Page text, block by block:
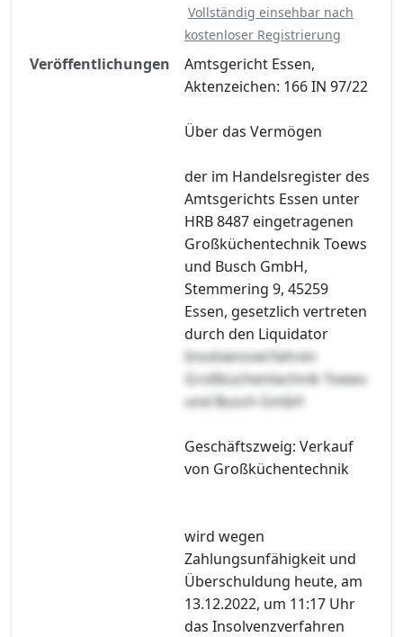
Vollständig einsehbar nach
kostenloser Registrierung
Veröffentlichungen
Amtsgericht Essen,
Aktenzeichen: 166 IN 97/22
Über das Vermögen
der im Handelsregister des
Amtsgerichts Essen unter
HRB 8487 eingetragenen
Großküchentechnik Toews
und Busch GmbH,
Stemmering 9, 45259
Essen, gesetzlich vertreten
durch den Liquidator
Insolvenzverfahren
Großküchentechnik Toews
und Busch GmbH
Geschäftszweig: Verkauf
von Großküchentechnik
wird wegen
Zahlungsunfähigkeit und
Überschuldung heute, am
13.12.2022, um 11:17 Uhr
das Insolvenzverfahren